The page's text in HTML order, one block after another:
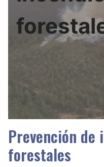
Prevención de
forestales